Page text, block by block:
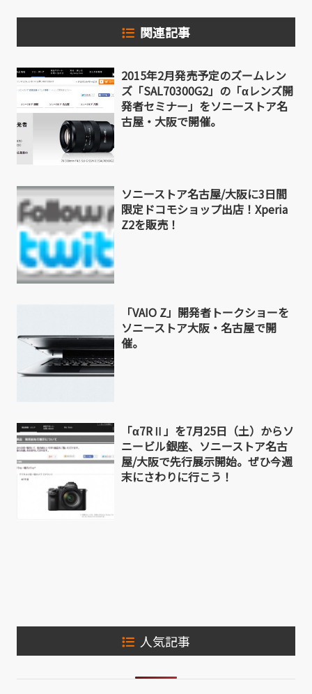
関連記事
2015年2月発売予定のズームレン
ズ「SAL70300G2」の「αレンズ開
発者セミナー」をソニーストア名
古屋・大阪で開催。
ソニーストア名古屋/大阪に3日間
限定ドコモショップ出店！Xperia
Z2を販売！
「VAIO Z」開発者トークショーを
ソニーストア大阪・名古屋で開
催。
「α7RⅡ」を7月25日（土）からソ
ニービル銀座、ソニーストア名古
屋/大阪で先行展示開始。ぜひ今週
末にさわりに行こう！
人気記事